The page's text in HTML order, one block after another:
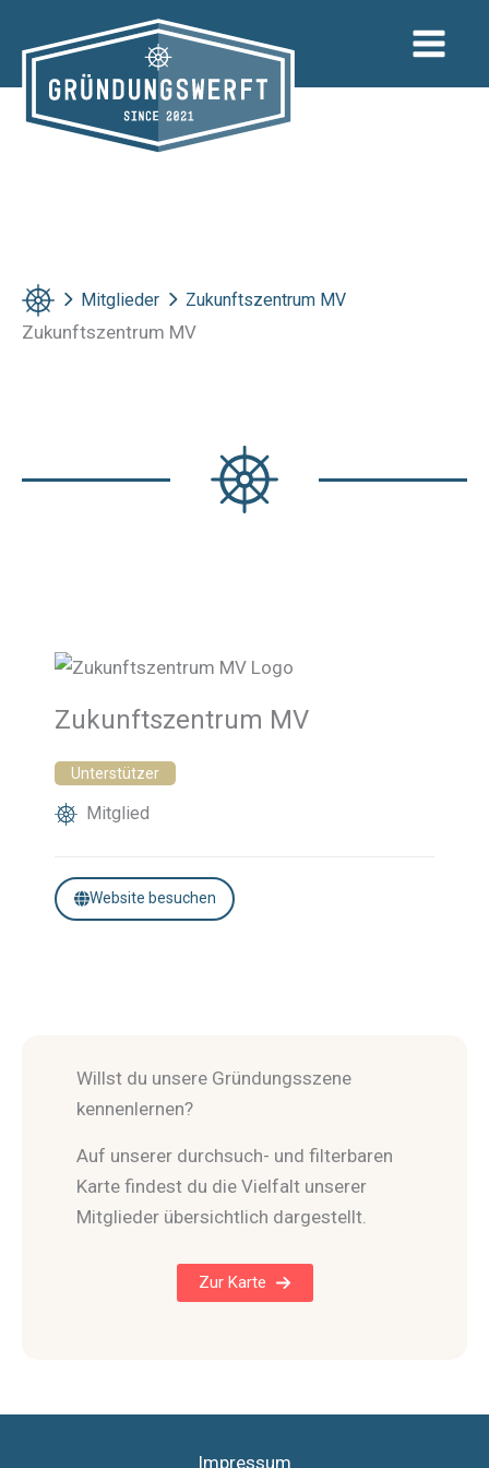
Inhalt
springen
Mitglieder Zukunftszentrum MV
Zukunftszentrum MV
Zukunftszentrum MV
Unterstützer
Mitglied
Website besuchen
Willst du unsere Gründungsszene
kennenlernen?
Auf unserer durchsuch- und filterbaren
Karte findest du die Vielfalt unserer
Mitglieder übersichtlich dargestellt.
Zur Karte
Impressum